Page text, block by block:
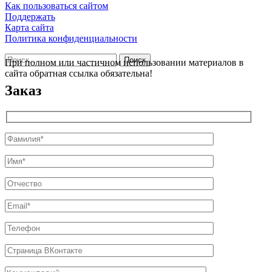
Как пользоваться сайтом
Поддержать
Карта сайта
Политика конфиденциальности
Найти:
При полном или частичном использовании материалов в
сайта обратная ссылка обязательна!
Заказ